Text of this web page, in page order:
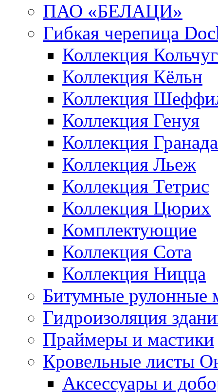
ПАО «БЕЛАЦИ»
Гибкая черепица
Коллекция
Коллекция Кёльн
Коллекция
Коллекция Генуя
Коллекция Гранада
Коллекция Льеж
Коллекция Тетрис
Коллекция Цюрих
Комплектующие
Коллекция Сота
Коллекция Ницца
Битумные рулонные
Гидроизоляция
Праймеры и мастики
Кровельные листы
Аксессуары и